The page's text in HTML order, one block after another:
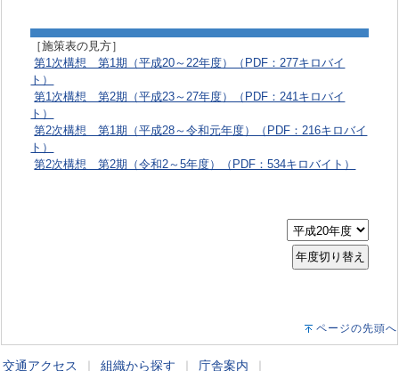
［施策表の見方］
第1次構想 第1期（平成20～22年度）（PDF：277キロバイ
ト）
第1次構想 第2期（平成23～27年度）（PDF：241キロバイ
ト）
第2次構想 第1期（平成28～令和元年度）（PDF：216キロバイ
ト）
第2次構想 第2期（令和2～5年度）（PDF：534キロバイト）
ページの先頭へ
交通アクセス 組織から探す 庁舎案内